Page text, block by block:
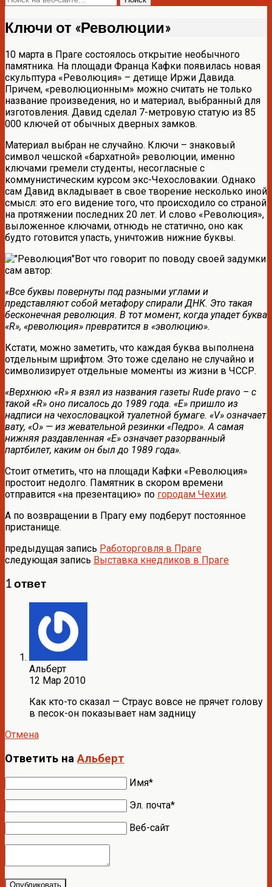
Ключи от «Революции»
10 марта в Праге состоялось открытие необычного
памятника. На площади Франца Кафки появилась новая
скульптура «Революция» – детище Иржи Давида.
Причем, «революционным» можно считать не только
название произведения, но и материал, выбранный для
изготовления. Давид сделал 7-метровую статую из 85
000 ключей от обычных дверных замков.
Материал выбран не случайно. Ключи – знаковый
символ чешской «бархатной» революции, именно
ключами гремели студенты, несогласные с
коммунистическим курсом экс-Чехословакии. Однако
сам Давид вкладывает в свое творение несколько иной
смысл: это его видение того, что происходило со страной
на протяжении последних 20 лет. И слово «Революция»,
выложенное ключами, отнюдь не статично, оно как
будто готовится упасть, уничтожив нижние буквы.
Вот что говорит по поводу своей задумки
сам автор:
«Все буквы повернуты под разными углами и
представляют собой метафору спирали ДНК. Это такая
бесконечная революция. В тот момент, когда упадет буква
«R», «революция» превратится в «эволюцию».
Кстати, можно заметить, что каждая буква выполнена
отдельным шрифтом. Это тоже сделано не случайно и
символизирует отдельные моменты из жизни в ЧССР.
«Верхнюю «R» я взял из названия газеты Rude pravo – с
такой «R» оно писалось до 1989 года. «Е» пришло из
надписи на чехословацкой туалетной бумаге. «V» означает
вату, «О» — из жевательной резинки «Педро». А самая
нижняя раздавленная «Е» означает разорванный
партбилет, каким он был до 1989 года».
Стоит отметить, что на площади Кафки «Революция»
простоит недолго. Памятник в скором времени
отправится «на презентацию» по городам Чехии.
А по возвращении в Прагу ему подберут постоянное
пристанище.
предыдущая запись Работорговля в Праге
следующая запись Выставка кнедликов в Праге
1 ответ
Альберт
12 Мар 2010
Как кто-то сказал — Страус вовсе не прячет голову
в песок-он показывает нам задницу
Отмена
Ответить наАльберт
Имя*
Эл. почта*
Веб-сайт
Опубликовать